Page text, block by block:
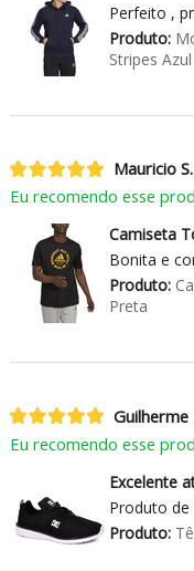
Perfeito ,
Produto:
Stripes
Mauricio S.
Eu recomendo esse
Camiseta
Bonita e
Produto:
Preta
Guilherme
Eu recomendo esse
Excelente
Produto de
Produto: